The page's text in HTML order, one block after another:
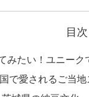
目次
みたい！ユニーク
で愛されるご当